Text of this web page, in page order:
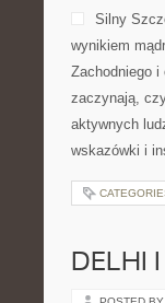
Silny
wynikiem
Zachodniego
zaczynają,
aktywnych
wskazówki i
DELHI